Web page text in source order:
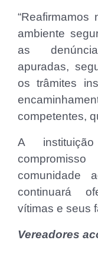
“Reafirmamos
ambiente
as
apuradas,
os trâmites
competentes,
A
comunidade
continuará
vítimas e seus
Vereadores